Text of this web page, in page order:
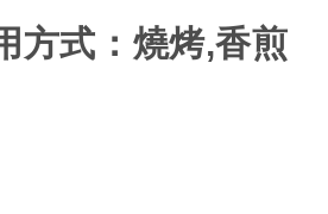
方式：燒烤,香煎